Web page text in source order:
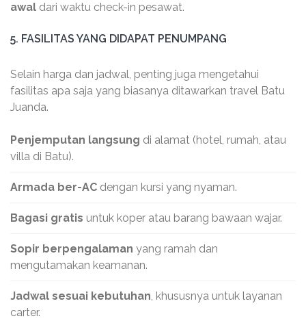
awal dari waktu check-in pesawat.
5. FASILITAS YANG DIDAPAT PENUMPANG
Selain harga dan jadwal, penting juga mengetahui
fasilitas apa saja yang biasanya ditawarkan travel Batu
Juanda.
Penjemputan langsung di alamat (hotel, rumah, atau
villa di Batu).
Armada ber-AC dengan kursi yang nyaman.
Bagasi gratis untuk koper atau barang bawaan wajar.
Sopir berpengalaman yang ramah dan
mengutamakan keamanan.
Jadwal sesuai kebutuhan, khususnya untuk layanan
carter.